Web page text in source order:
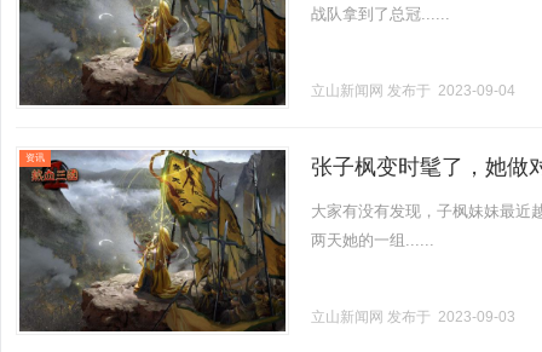
战队拿到了总冠......
立山新闻网 发布于 2023-09-04
资讯 张子枫变时髦了，她做
大家有没有发现，子枫妹妹最近
两天她的一组......
立山新闻网 发布于 2023-09-03